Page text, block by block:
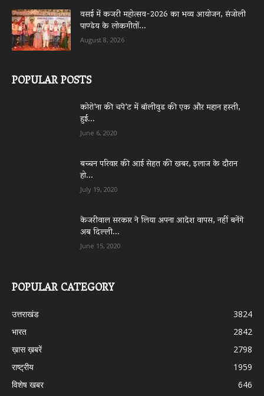
वसई में कजरी महोत्सव-2026 का भव्य आयोजन, संजोली
पाण्डेय के लोकगीतों...
August 8, 2026
POPULAR POSTS
कोरो’ना की चपे’ट में बॉलीवुड की एक और महान हस्ती,
हुई...
June 6, 2020
बच्चन परिवार की आई सेहत की खबर, इलाज के दौरान
हो...
July 19, 2020
केजरीवाल सरकार ने लिया अपना आदेश वापस, नहीं बनेंगे
अब दिल्ली...
June 15, 2020
POPULAR CATEGORY
उत्तराखंड
3824
भारत
2842
ख़ास ख़बरें
2798
राष्ट्रीय
1959
विशेष खबर
646